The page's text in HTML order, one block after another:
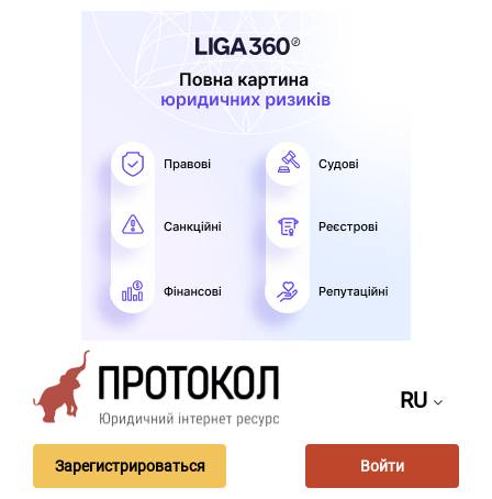
RU
Зарегистрироваться Войти